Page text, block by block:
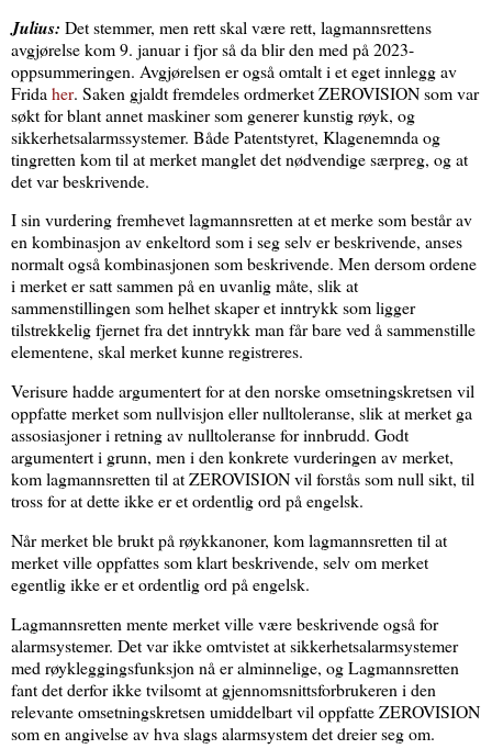
Julius: Det stemmer, men rett skal være rett, lagmannsrettens
avgjørelse kom 9. januar i fjor så da blir den med på 2023-
oppsummeringen. Avgjørelsen er også omtalt i et eget innlegg av
Frida her. Saken gjaldt fremdeles ordmerket ZEROVISION som var
søkt for blant annet maskiner som generer kunstig røyk, og
sikkerhetsalarmssystemer. Både Patentstyret, Klagenemnda og
tingretten kom til at merket manglet det nødvendige særpreg, og at
det var beskrivende.
I sin vurdering fremhevet lagmannsretten at et merke som består av
en kombinasjon av enkeltord som i seg selv er beskrivende, anses
normalt også kombinasjonen som beskrivende. Men dersom ordene
i merket er satt sammen på en uvanlig måte, slik at
sammenstillingen som helhet skaper et inntrykk som ligger
tilstrekkelig fjernet fra det inntrykk man får bare ved å sammenstille
elementene, skal merket kunne registreres.
Verisure hadde argumentert for at den norske omsetningskretsen vil
oppfatte merket som nullvisjon eller nulltoleranse, slik at merket ga
assosiasjoner i retning av nulltoleranse for innbrudd. Godt
argumentert i grunn, men i den konkrete vurderingen av merket,
kom lagmannsretten til at ZEROVISION vil forstås som null sikt, til
tross for at dette ikke er et ordentlig ord på engelsk.
Når merket ble brukt på røykkanoner, kom lagmannsretten til at
merket ville oppfattes som klart beskrivende, selv om merket
egentlig ikke er et ordentlig ord på engelsk.
Lagmannsretten mente merket ville være beskrivende også for
alarmsystemer. Det var ikke omtvistet at sikkerhetsalarmsystemer
med røykleggingsfunksjon nå er alminnelige, og Lagmannsretten
fant det derfor ikke tvilsomt at gjennomsnittsforbrukeren i den
relevante omsetningskretsen umiddelbart vil oppfatte ZEROVISION
som en angivelse av hva slags alarmsystem det dreier seg om.